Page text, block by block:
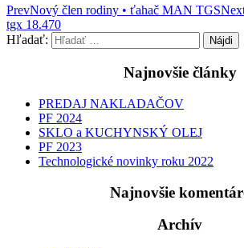
PrevNový člen rodiny • ťahač MAN TGS
tgx 18.470
Hľadať:
Najnovšie články
PREDAJ NAKLADAČOV
PF 2024
SKLO a KUCHYNSKÝ OLEJ
PF 2023
Technologické novinky roku 2022
Najnovšie
Archív